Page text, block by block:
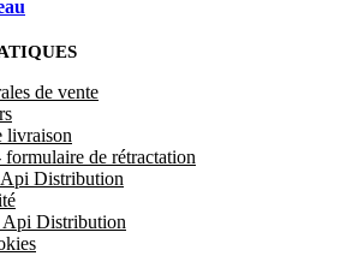
de vente
livraison
de rétractation
Distribution
Api Distribution